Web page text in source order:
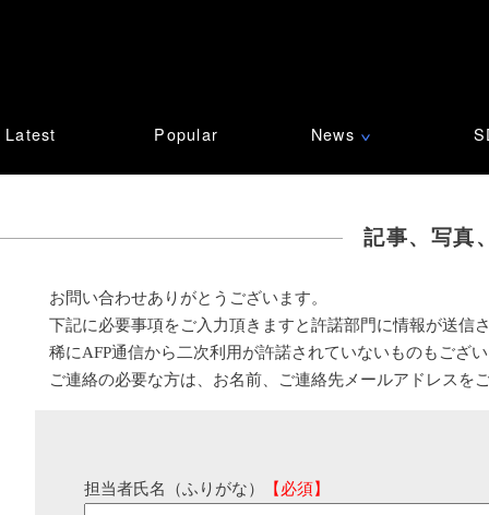
Latest Popular News ∨
記事、写真
お問い合わせありがとうございます。
下記に必要事項をご入力頂きますと許諾部門に情報が送信
稀にAFP通信から二次利用が許諾されていないものもござ
ご連絡の必要な方は、お名前、ご連絡先メールアドレスを
担当者氏名（ふりがな） 【必須】